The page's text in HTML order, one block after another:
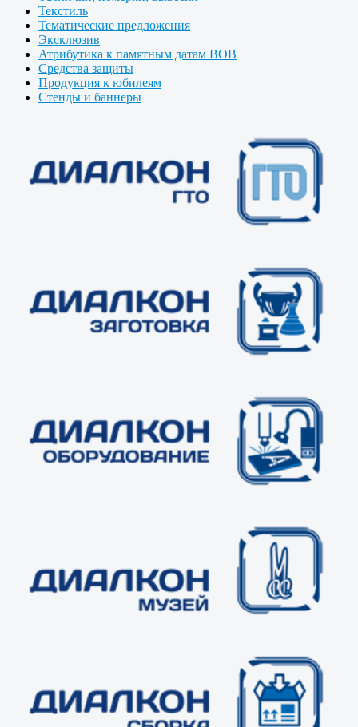
Текстиль
Тематические предложения
Эксклюзив
Атрибутика к памятным датам ВОВ
Средства защиты
Продукция к юбилеям
Стенды и баннеры